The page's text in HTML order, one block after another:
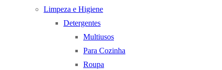
Limpeza e Higiene
Detergentes
Multiusos
Para Cozinha
Roupa